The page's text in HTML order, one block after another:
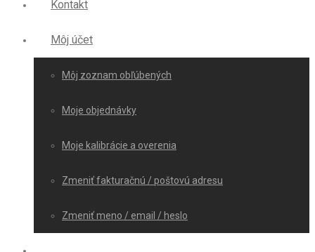
Kontakt
Môj účet
Môj zoznam obľúbených
Moje objednávky
Moje kalibrácie a overenia
Zmeniť fakturačnú / poštovú adresu
Zmeniť meno / email / heslo